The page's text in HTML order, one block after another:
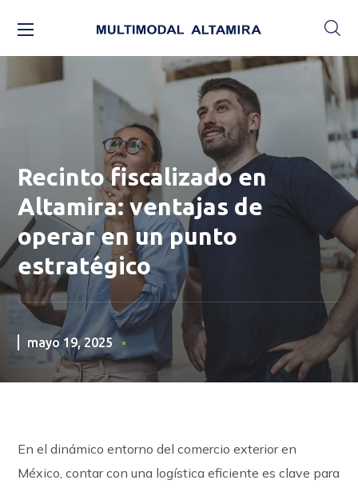
Recinto fiscalizado en
Altamira: ventajas de
operar en un punto
estratégico
mayo 19, 2025
En el dinámico entorno del comercio exterior en
México, contar con una logística eficiente es clave para